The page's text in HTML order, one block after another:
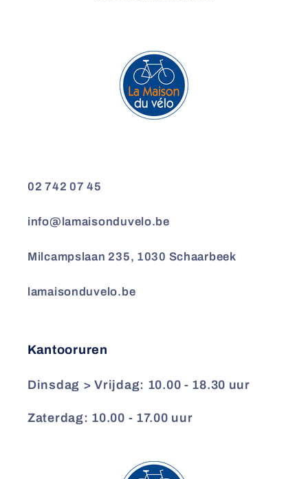
02 742 07 45
info@lamaisonduvelo.be
Milcampslaan 235, 1030 Schaarbeek
lamaisonduvelo.be
Kantooruren
Dinsdag > Vrijdag: 10.00 - 18.30 uur
Zaterdag: 10.00 - 17.00 uur